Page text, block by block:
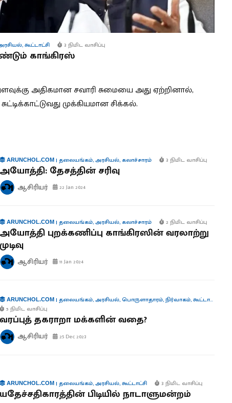
,கூட்டாட்சி 3 நிமிட வாசிப்பு
காங்கிரஸ்
அதிகமான சவாரி சுமையை அது ஏற்றினால்,
முக்கியமான சிக்கல்.
ARUNCHOL.COM| தலையங்கம்,அரசியல், கலாச்சாரம் 3 நிமிட வாசிப்பு
அயோத்தி: தேசத்தின் சரிவு
ஆசிரியர் 22 Jan 2024
ARUNCHOL.COM| தலையங்கம்,அரசியல், கலாச்சாரம் 2 நிமிட வாசிப்பு
அயோத்தி புறக்கணிப்பு காங்கிரஸின் வரலாற்று
முடிவு
ஆசிரியர் 11 Jan 2024
ARUNCHOL.COM| தலையங்கம்,அரசியல்,பொருளாதாரம்,நிர்வாகம்,கூட்டாட்சி
5 நிமிட வாசிப்பு
வரப்புத் தகராறா மக்களின் வதை?
ஆசிரியர் 25 Dec 2023
ARUNCHOL.COM| தலையங்கம்,அரசியல்,கூட்டாட்சி 3 நிமிட வாசிப்பு
யதேச்சதிகாரத்தின் பிடியில் நாடாளுமன்றம்